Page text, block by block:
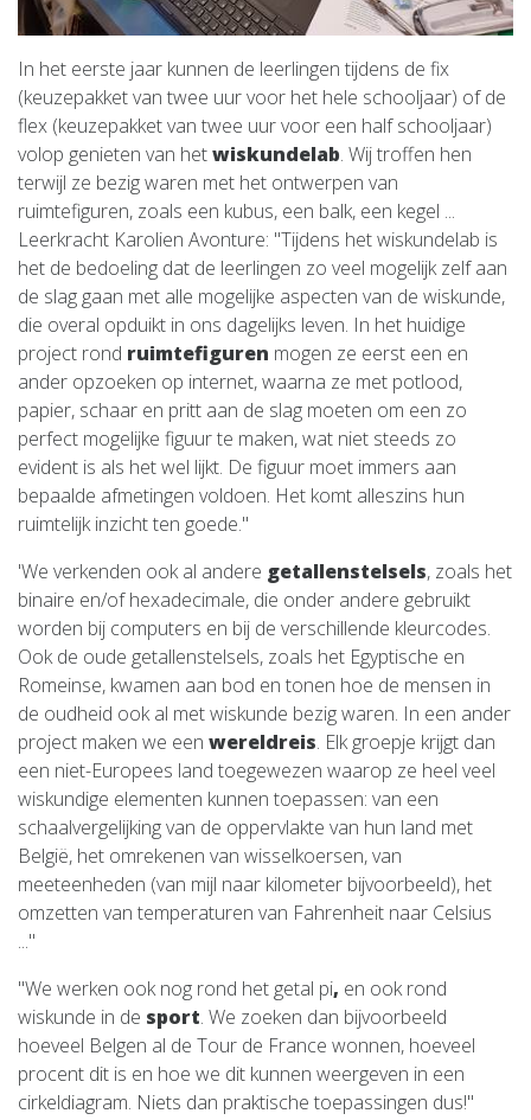
In het eerste jaar kunnen de leerlingen tijdens de fix
(keuzepakket van twee uur voor het hele schooljaar) of de
flex (keuzepakket van twee uur voor een half schooljaar)
volop genieten van hetwiskundelab. Wij troffen hen
terwijl ze bezig waren met het ontwerpen van
ruimtefiguren, zoals een kubus, een balk, een kegel ...
Leerkracht Karolien Avonture: "Tijdens het wiskundelab is
het de bedoeling dat de leerlingen zo veel mogelijk zelf aan
de slag gaan met alle mogelijke aspecten van de wiskunde,
die overal opduikt in ons dagelijks leven. In het huidige
project rond ruimtefiguren mogen ze eerst een en
ander opzoeken op internet, waarna ze met potlood,
papier, schaar en pritt aan de slag moeten om een zo
perfect mogelijke figuur te maken, wat niet steeds zo
evident is als het wel lijkt. De figuur moet immers aan
bepaalde afmetingen voldoen. Het komt alleszins hun
ruimtelijk inzicht ten goede."
'We verkenden ook al andere getallenstelsels, zoals het
binaire en/of hexadecimale, die onder andere gebruikt
worden bij computers en bij de verschillende kleurcodes.
Ook de oude getallenstelsels, zoals het Egyptische en
Romeinse, kwamen aan bod en tonen hoe de mensen in
de oudheid ook al met wiskunde bezig waren. In een ander
project maken we een wereldreis. Elk groepje krijgt dan
een niet-Europees land toegewezen waarop ze heel veel
wiskundige elementen kunnen toepassen: van een
schaalvergelijking van de oppervlakte van hun land met
België, het omrekenen van wisselkoersen, van
meeteenheden (van mijl naar kilometer bijvoorbeeld), het
omzetten van temperaturen van Fahrenheit naar Celsius
..."
"We werken ook nog rond het getal pi, en ook rond
wiskunde in de sport. We zoeken dan bijvoorbeeld
hoeveel Belgen al de Tour de France wonnen, hoeveel
procent dit is en hoe we dit kunnen weergeven in een
cirkeldiagram. Niets dan praktische toepassingen dus!"